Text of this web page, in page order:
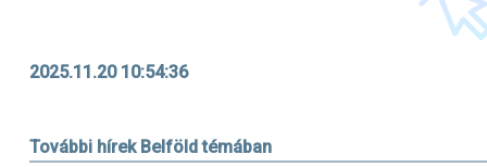
2025.11.20 10:54:36
További hírek Belföld témában